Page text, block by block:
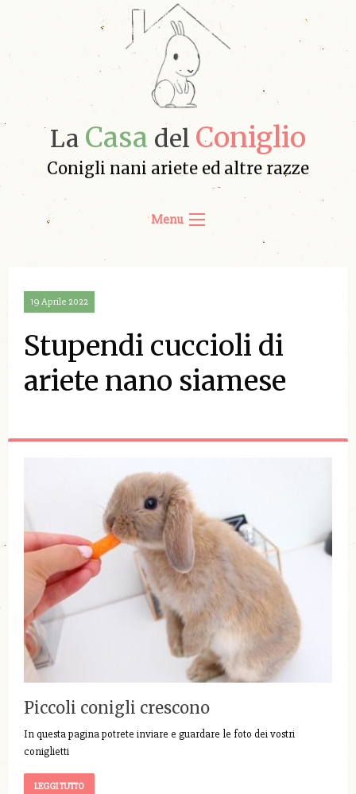
La Casa del Coniglio
Conigli nani ariete ed altre razze
Menu
19 Aprile 2022
Stupendi cuccioli di
ariete nano siamese
Piccoli conigli crescono
In questa pagina potrete inviare e guardare le foto dei vostri
coniglietti
LEGGI TUTTO